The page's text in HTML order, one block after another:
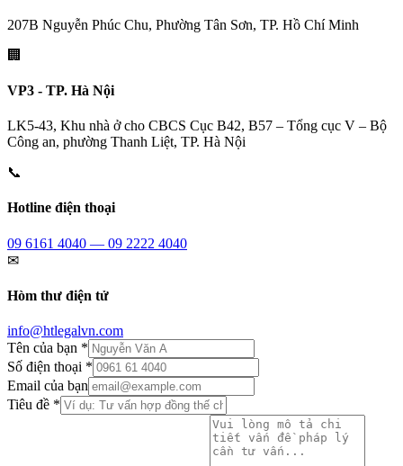
207B Nguyễn Phúc Chu, Phường Tân Sơn, TP. Hồ Chí Minh
🏢
VP3 - TP. Hà Nội
LK5-43, Khu nhà ở cho CBCS Cục B42, B57 – Tổng cục V – Bộ
Công an, phường Thanh Liệt, TP. Hà Nội
📞
Hotline điện thoại
09 6161 4040 — 09 2222 4040
✉
Hòm thư điện tử
info@htlegalvn.com
Tên của bạn *
Số điện thoại *
Email của bạn
Tiêu đề *